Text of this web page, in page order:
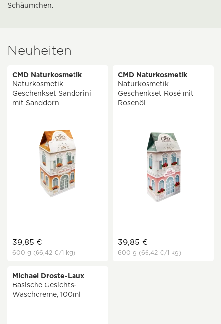
Schäumchen.
Neuheiten
CMD Naturkosmetik
Naturkosmetik
Geschenkset Sandorini
mit Sanddorn
39,85 €
600 g (66,42 €/1 kg)
CMD Naturkosmetik
Naturkosmetik
Geschenkset Rosé mit
Rosenöl
39,85 €
600 g (66,42 €/1 kg)
Michael Droste-Laux
Basische Gesichts-
Waschcreme, 100ml